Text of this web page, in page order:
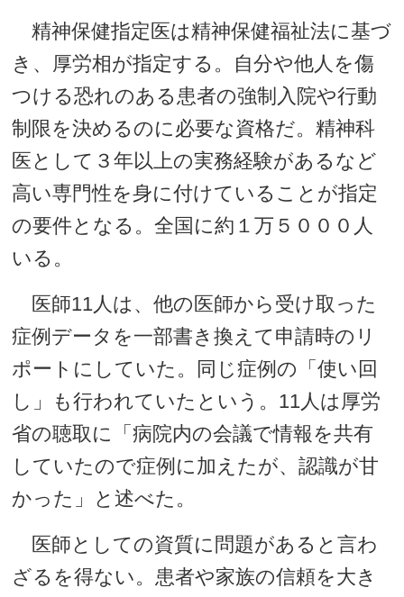
精神保健指定医は精神保健福祉法に基づ
き、厚労相が指定する。自分や他人を傷
つける恐れのある患者の強制入院や行動
制限を決めるのに必要な資格だ。精神科
医として３年以上の実務経験があるなど
高い専門性を身に付けていることが指定
の要件となる。全国に約１万５０００人
いる。
医師11人は、他の医師から受け取った
症例データを一部書き換えて申請時のリ
ポートにしていた。同じ症例の「使い回
し」も行われていたという。11人は厚労
省の聴取に「病院内の会議で情報を共有
していたので症例に加えたが、認識が甘
かった」と述べた。
医師としての資質に問題があると言わ
ざるを得ない。患者や家族の信頼を大き